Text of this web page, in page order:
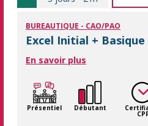
BUREAUTIQUE - CAO/PAO
Excel Initial + Basique
En savoir plus
Présentiel Débutant